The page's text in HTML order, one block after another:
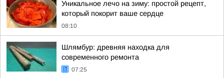
Уникальное лечо на зиму: простой рецепт,
который покорит ваше сердце
08:10
Шлямбур: древняя находка для
современного ремонта
07:25